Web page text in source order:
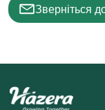
Зверніться